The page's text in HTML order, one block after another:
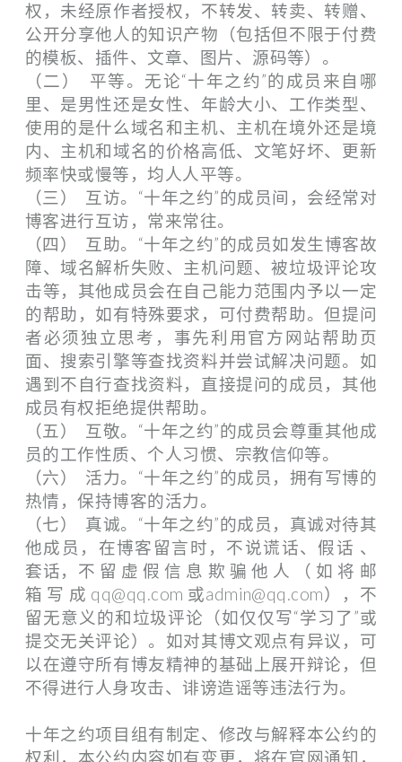
权，未经原作者授权，不转发、转卖、转赠、
公开分享他人的知识产物（包括但不限于付费
的模板、插件、文章、图片、源码等）。
（二） 平等。无论“十年之约”的成员来自哪
里、是男性还是女性、年龄大小、工作类型、
使用的是什么域名和主机、主机在境外还是境
内、主机和域名的价格高低、文笔好坏、更新
频率快或慢等，均人人平等。
（三） 互访。“十年之约”的成员间，会经常对
博客进行互访，常来常往。
（四） 互助。“十年之约”的成员如发生博客故
障、域名解析失败、主机问题、被垃圾评论攻
击等，其他成员会在自己能力范围内予以一定
的帮助，如有特殊要求，可付费帮助。但提问
者必须独立思考，事先利用官方网站帮助页
面、搜索引擎等查找资料并尝试解决问题。如
遇到不自行查找资料，直接提问的成员，其他
成员有权拒绝提供帮助。
（五） 互敬。“十年之约”的成员会尊重其他成
员的工作性质、个人习惯、宗教信仰等。
（六） 活力。“十年之约”的成员，拥有写博的
热情，保持博客的活力。
（七） 真诚。“十年之约”的成员，真诚对待其
他成员，在博客留言时，不说谎话、假话 、
套话，不 留 虚 假 信 息 欺 骗 他 人 （ 如 将 邮
箱 写 成 qq@qq.com 或admin@qq.com），不
留无意义的和垃圾评论（如仅仅写“学习了”或
提交无关评论）。如对其博文观点有异议，可
以在遵守所有博友精神的基础上展开辩论，但
不得进行人身攻击、诽谤造谣等违法行为。
十年之约项目组有制定、修改与解释本公约的
权利，本公约内容如有变更，将在官网通知，